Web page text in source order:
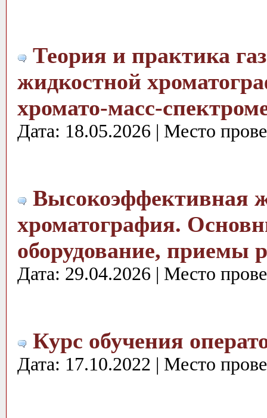
Теория и практика
жидкостной
хромато-масс-
Дата: 18.05.2026 | Место
Высокоэффективная
хроматография.
оборудование, приемы
Дата: 29.04.2026 | Место
Курс обучения
Дата: 17.10.2022 | Место